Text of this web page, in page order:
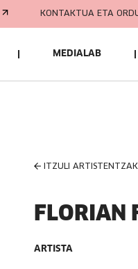
KONTAKTUA ETA
MEDIALAB
ITZULI
FLORIAN
ARTISTA